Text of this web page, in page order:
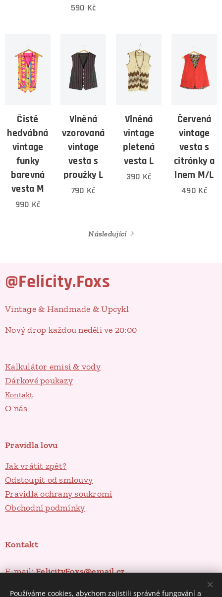
590 Kč
Čistě
hedvábná
vintage
funky
barevná
vesta M
990 Kč
Vlněná
vzorovaná
vintage
vesta s
proužky L
790 Kč
Vlněná
vintage
pletená
vesta L
390 Kč
Červená
vintage
vesta s
citrónky a
lnem M/L
490 Kč
Následující
@Felicity.Foxs
Vintage & Handmade & Upcykl
Nový drop každou neděli ve 20:00
Kalkulátor emisí & vody
Dárkové poukazy
Kontakt
O nás
Pravidla lovu
Jak vrátit zpět?
Odstoupit od smlouvy
Pravidla ochrany soukromí
Obchodní podmínky
Kontakt
E-mail:FelicityFoxs@email.cz
Používáme cookies, abychom zajistili správné fungování a